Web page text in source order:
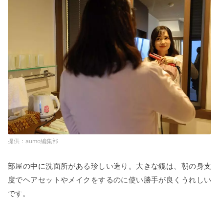
aumo編集部
部屋の中に洗面所がある珍しい造り。大きな鏡は、朝の身支
度でヘアセットやメイクをするのに使い勝手が良くうれしい
です。